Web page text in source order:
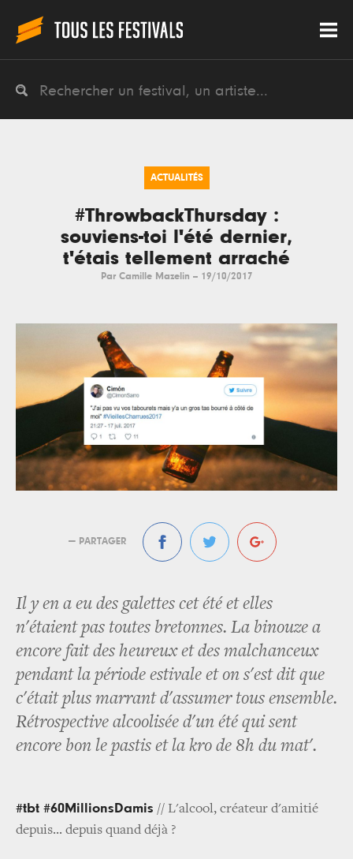
ACTUALITÉS
#ThrowbackThursday :
souviens-toi l'été dernier,
t'étais tellement arraché
Par Camille Mazelin -- 19/10/2017
— PARTAGER
Il y en a eu des galettes cet été et elles
n'étaient pas toutes bretonnes. La binouze a
encore fait des heureux et des malchanceux
pendant la période estivale et on s'est dit que
c'était plus marrant d'assumer tous ensemble.
Rétrospective alcoolisée d'un été qui sent
encore bon le pastis et la kro de 8h du mat'.
#tbt #60MillionsDamis // L'alcool, créateur d'amitié
depuis... depuis quand déjà ?